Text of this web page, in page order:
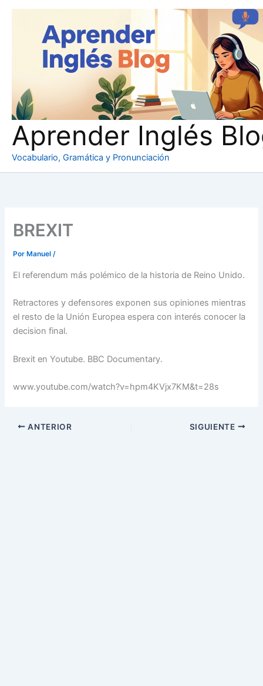
Aprender Inglés
Vocabulario, Gramática y Pronunciación
BREXIT
Por Manuel/
El referendum más polémico de la historia de Reino Unido.
Retractores y defensores exponen sus opiniones mientras
el resto de la Unión Europea espera con interés conocer la
decision final.
Brexit en Youtube. BBC Documentary.
www.youtube.com/watch?v=hpm4KVjx7KM&t=28s
ANTERIOR SIGUIENTE